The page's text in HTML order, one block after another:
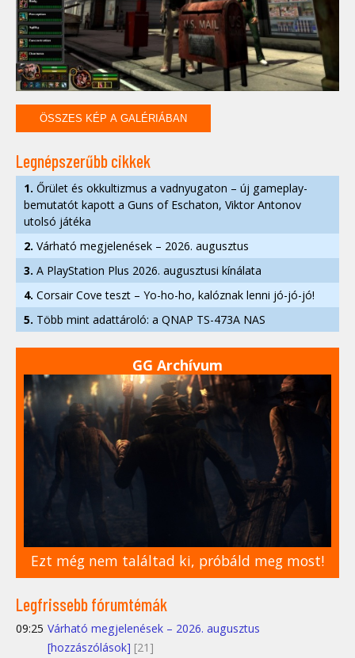
ÖSSZES KÉP A GALÉRIÁBAN
Legnépszerűbb cikkek
1. Őrület és okkultizmus a vadnyugaton – új gameplay-
bemutatót kapott a Guns of Eschaton, Viktor Antonov
utolsó játéka
2. Várható megjelenések – 2026. augusztus
3. A PlayStation Plus 2026. augusztusi kínálata
4. Corsair Cove teszt – Yo-ho-ho, kalóznak lenni jó-jó-jó!
5. Több mint adattároló: a QNAP TS-473A NAS
GG Archívum
Ezt még nem találtad ki, próbáld meg most!
Legfrissebb fórumtémák
09:25 Várható megjelenések – 2026. augusztus
[hozzászólások] [21]